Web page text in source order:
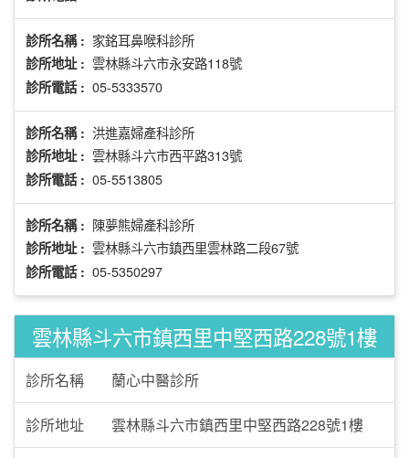
診所名稱 : 家銘耳鼻喉科診所
診所地址 : 雲林縣斗六市永安路118號
診所電話 : 05-5333570
診所名稱 : 洪進嘉婦產科診所
診所地址 : 雲林縣斗六市西平路313號
診所電話 : 05-5513805
診所名稱 : 陳夢熊婦產科診所
診所地址 : 雲林縣斗六市鎮西里雲林路二段67號
診所電話 : 05-5350297
雲林縣斗六市鎮西里中堅西路228號1樓
診所名稱 蘭心中醫診所
診所地址 雲林縣斗六市鎮西里中堅西路228號1樓